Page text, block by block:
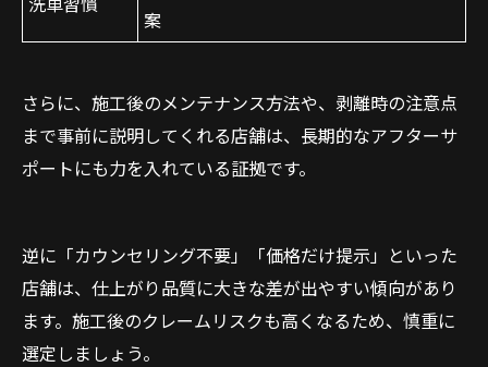
案
さらに、施工後のメンテナンス方法や、剥離時の注意点
まで事前に説明してくれる店舗は、長期的なアフターサ
ポートにも力を入れている証拠です。
逆に「カウンセリング不要」「価格だけ提示」といった
店舗は、仕上がり品質に大きな差が出やすい傾向があり
ます。施工後のクレームリスクも高くなるため、慎重に
選定しましょう。